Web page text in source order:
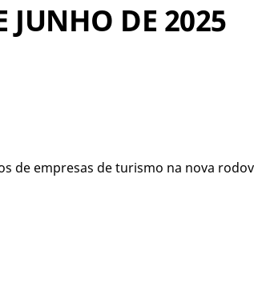
JUNHO DE 2025
de empresas de turismo na nova